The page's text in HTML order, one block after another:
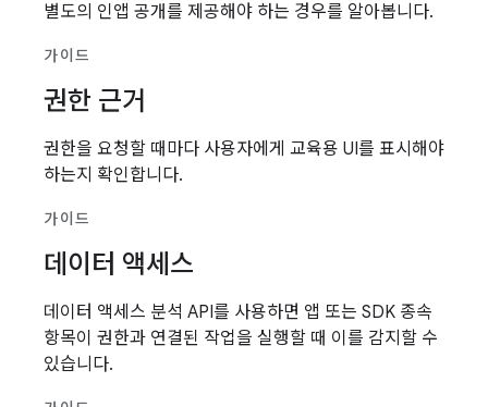
별도의 인앱 공개를 제공해야 하는 경우를 알아봅니다.
가이드
권한 근거
권한을 요청할 때마다 사용자에게 교육용 UI를 표시해야
하는지 확인합니다.
가이드
데이터 액세스
데이터 액세스 분석 API를 사용하면 앱 또는 SDK 종속
항목이 권한과 연결된 작업을 실행할 때 이를 감지할 수
있습니다.